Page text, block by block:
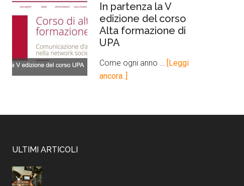
In partenza la V
edizione del corso
Alta formazione di
UPA
Come ogni anno …
[Leggi
ancora..]
ULTIMI ARTICOLI